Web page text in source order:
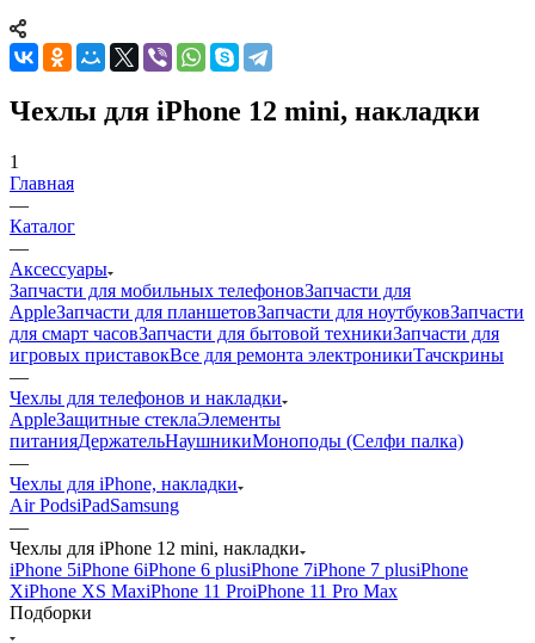
Чехлы для iPhone 12 mini, накладки
1
Главная
—
Каталог
—
Аксессуары
Запчасти для мобильных телефоновЗапчасти для
AppleЗапчасти для планшетовЗапчасти для ноутбуковЗапчасти
для смарт часовЗапчасти для бытовой техникиЗапчасти для
игровых приставокВсе для ремонта электроникиТачскрины
—
Чехлы для телефонов и накладки
AppleЗащитные стеклаЭлементы
питанияДержательНаушникиМоноподы (Селфи палка)
—
Чехлы для iPhone, накладки
Air PodsiPadSamsung
—
Чехлы для iPhone 12 mini, накладки
iPhone 5iPhone 6iPhone 6 plusiPhone 7iPhone 7 plusiPhone
XiPhone XS MaxiPhone 11 ProiPhone 11 Pro Max
Подборки